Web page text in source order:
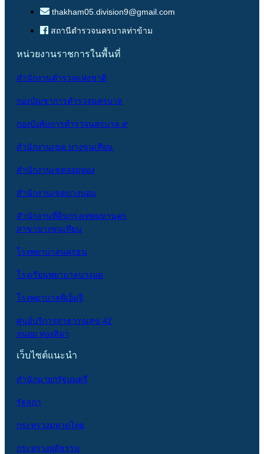
thakham05.division9@gmail.com
สถานีตำรวจนครบาลท่าข้าม
หน่วยงานราชการในพื้นที่
สำนักงานตำรวจแห่งชาติ
กองบัญชาการตำรวจนครบาล
กองบังคับการตำรวจนครบาล ๙
สำนักงานเขต บางขุนเทียน
สำนักงานเขตจอมทอง
สำนักงานเขตบางบอน
สำนักงานที่ดินกรุงเทพมหานคร
สาขาบางขุนเทียน
โรงพยาบาลนครธน
โรงเรียนพยาบาลบางมด
โรงพยาบาลพีเอ็มจี
ศูนย์บริการสาธารณสุข 42
ถนอม ทองสิมา
เว็บไซต์แนะนำ
สำนักนายกรัฐมนตรี
รัฐสภา
กระทรวงมหาดไทย
กระทรวงยุติธรรม